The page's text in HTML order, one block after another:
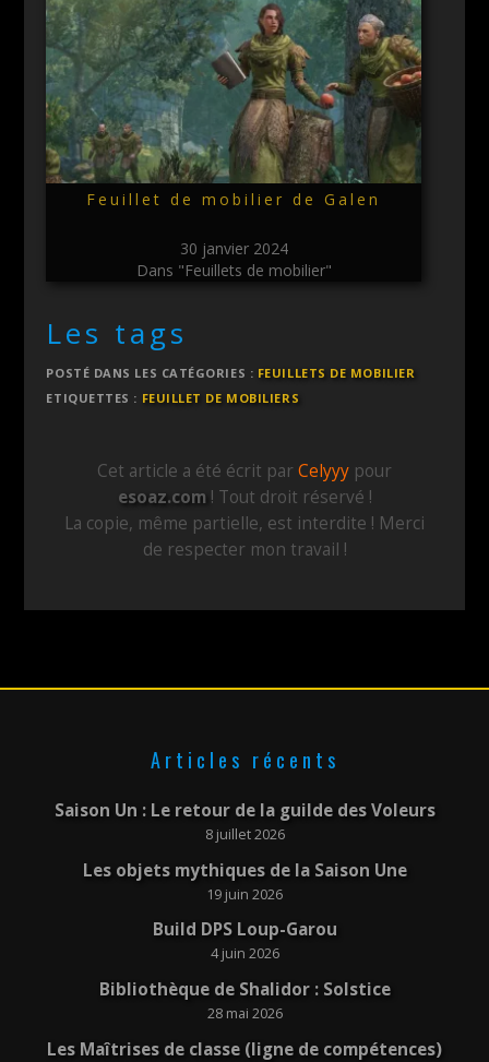
Feuillet de mobilier de Galen
30 janvier 2024
Dans "Feuillets de mobilier"
Les tags
POSTÉ DANS LES CATÉGORIES : FEUILLETS DE MOBILIER
ETIQUETTES : FEUILLET DE MOBILIERS
Cet article a été écrit par Celyyy pour
esoaz.com ! Tout droit réservé !
La copie, même partielle, est interdite ! Merci
de respecter mon travail !
Articles récents
Saison Un : Le retour de la guilde des Voleurs
8 juillet 2026
Les objets mythiques de la Saison Une
19 juin 2026
Build DPS Loup-Garou
4 juin 2026
Bibliothèque de Shalidor : Solstice
28 mai 2026
Les Maîtrises de classe (ligne de compétences)